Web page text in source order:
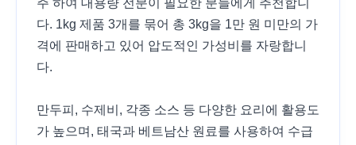
주 하여 대용량 전분이 필요한 분들에게 추천합니
다. 1kg 제품 3개를 묶어 총 3kg을 1만 원 미만의 가
격에 판매하고 있어 압도적인 가성비를 자랑합니
다.
만두피, 수제비, 각종 소스 등 다양한 요리에 활용도
가 높으며, 태국과 베트남산 원료를 사용하여 수급